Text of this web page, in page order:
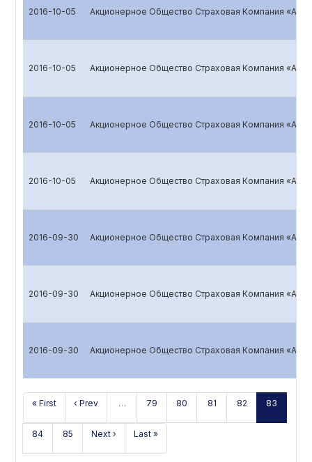
2016-10-05 Акционерное Общество Страховая Компания
2016-10-05 Акционерное Общество Страховая Компания
2016-10-05 Акционерное Общество Страховая Компания
2016-10-05 Акционерное Общество Страховая Компания
2016-09-30 Акционерное Общество Страховая Компания
2016-09-30 Акционерное Общество Страховая Компания
2016-09-30 Акционерное Общество Страховая Компания
« First ‹ Prev … 79 80 81 82 83
84 85 Next › Last »